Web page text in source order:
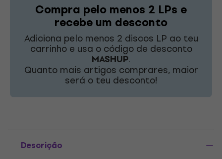
Compra pelo menos 2 LPs e
recebe um desconto
Adiciona pelo menos 2 discos LP ao teu
carrinho e usa o código de desconto
MASHUP.
Quanto mais artigos comprares, maior
será o teu desconto!
Descrição